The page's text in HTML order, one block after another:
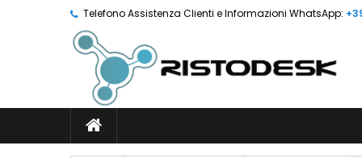
Telefono Assistenza Clienti e Informazioni WhatsApp: